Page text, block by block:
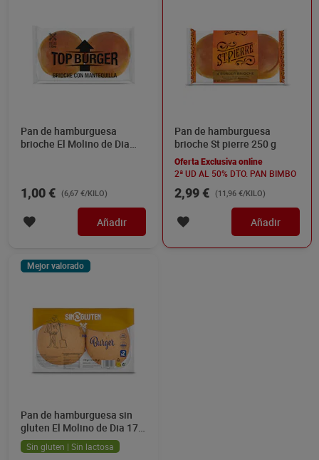
Pan de hamburguesa
brioche El Molino de Dia
1,00 € (6,67 €/KILO)
Añadir
Pan de hamburguesa
brioche St pierre 250 g
Oferta Exclusiva online
2ª UD AL 50% DTO. PAN BIMBO
2,99 € (11,96 €/KILO)
Añadir
Mejor valorado
Pan de hamburguesa sin
gluten El Molino de Dia 170
gSin gluten | Sin lactosa